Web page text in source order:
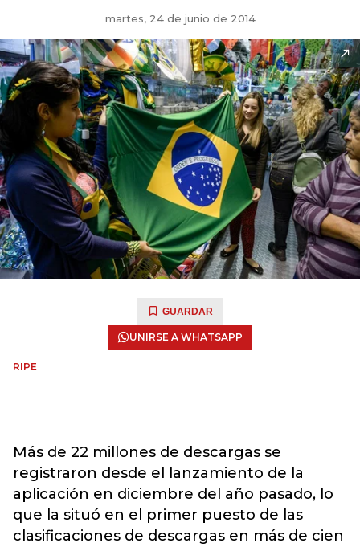
martes, 24 de junio de 2014
GUARDAR
UNIRSE A WHATSAPP
RIPE
Más de 22 millones de descargas se
registraron desde el lanzamiento de la
aplicación en diciembre del año pasado, lo
que la situó en el primer puesto de las
clasificaciones de descargas en más de cien